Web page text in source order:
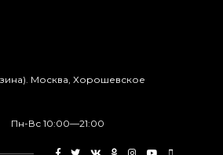
Москва, Хорошевское
Пн-Вс 10:00—21:00